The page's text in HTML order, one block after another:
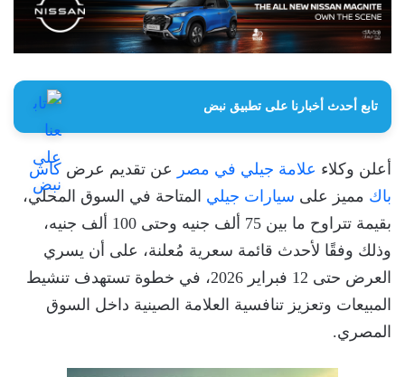
تابع أحدث أخبارنا على تطبيق نبض
أعلن وكلاء علامة جيلي في مصر عن تقديم عرض كاش
باك مميز على سيارات جيلي المتاحة في السوق المحلي،
بقيمة تتراوح ما بين 75 ألف جنيه وحتى 100 ألف جنيه،
وذلك وفقًا لأحدث قائمة سعرية مُعلنة، على أن يسري
العرض حتى 12 فبراير 2026، في خطوة تستهدف تنشيط
المبيعات وتعزيز تنافسية العلامة الصينية داخل السوق
المصري.